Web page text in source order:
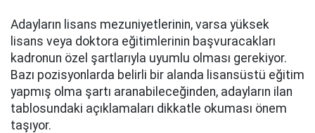
Adayların lisans mezuniyetlerinin, varsa yüksek
lisans veya doktora eğitimlerinin başvuracakları
kadronun özel şartlarıyla uyumlu olması gerekiyor.
Bazı pozisyonlarda belirli bir alanda lisansüstü eğitim
yapmış olma şartı aranabileceğinden, adayların ilan
tablosundaki açıklamaları dikkatle okuması önem
taşıyor.